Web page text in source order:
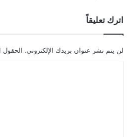
ا
ب
ا
ل
اترك تعليقاً
لن يتم نشر عنوان بريدك الإلكتروني. الحقول